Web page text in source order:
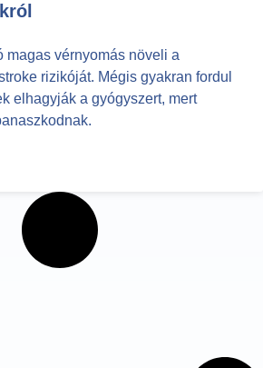
magas vérnyomás növeli a
rizikóját. Mégis gyakran fordul
elhagyják a gyógyszert, mert